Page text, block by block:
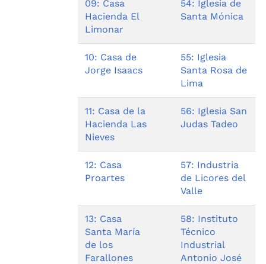
09: Casa
Hacienda El
Limonar
54: Iglesia de
Santa Mónica
10: Casa de
Jorge Isaacs
55: Iglesia
Santa Rosa de
Lima
11: Casa de la
Hacienda Las
Nieves
56: Iglesia San
Judas Tadeo
12: Casa
Proartes
57: Industria
de Licores del
Valle
13: Casa
Santa María
de los
Farallones
58: Instituto
Técnico
Industrial
Antonio José